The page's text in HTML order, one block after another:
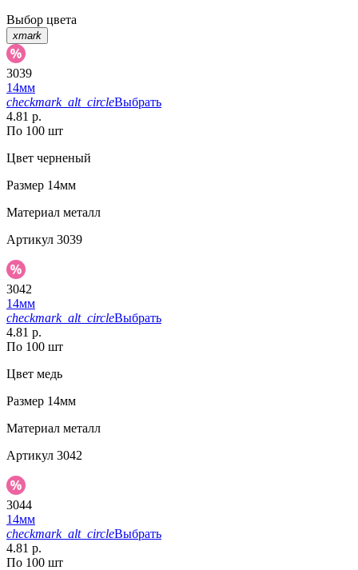
Выбор цвета
xmark
3039
14мм
checkmark_alt_circleВыбрать
4.81 р.
По 100 шт
Цвет черненый
Размер 14мм
Материал металл
Артикул 3039
3042
14мм
checkmark_alt_circleВыбрать
4.81 р.
По 100 шт
Цвет медь
Размер 14мм
Материал металл
Артикул 3042
3044
14мм
checkmark_alt_circleВыбрать
4.81 р.
По 100 шт